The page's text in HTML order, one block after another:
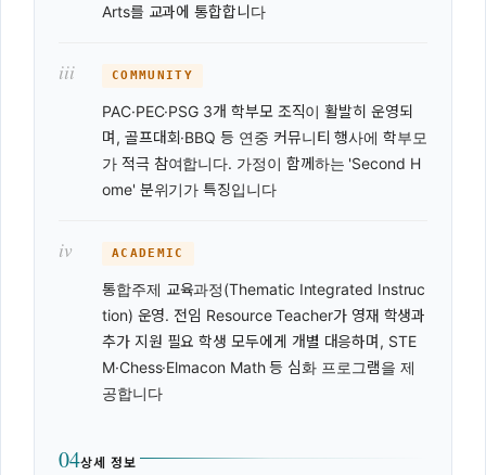
Arts를 교과에 통합합니다
iii COMMUNITY
PAC·PEC·PSG 3개 학부모 조직이 활발히 운영되
며, 골프대회·BBQ 등 연중 커뮤니티 행사에 학부모
가 적극 참여합니다. 가정이 함께하는 'Second H
ome' 분위기가 특징입니다
iv ACADEMIC
통합주제 교육과정(Thematic Integrated Instruc
tion) 운영. 전임 Resource Teacher가 영재 학생과
추가 지원 필요 학생 모두에게 개별 대응하며, STE
M·Chess·Elmacon Math 등 심화 프로그램을 제
공합니다
04상세 정보